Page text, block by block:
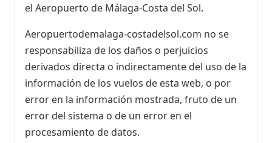
el Aeropuerto de Málaga-Costa del Sol.
Aeropuertodemalaga-costadelsol.com no se
responsabiliza de los daños o perjuicios
derivados directa o indirectamente del uso de la
información de los vuelos de esta web, o por
error en la información mostrada, fruto de un
error del sistema o de un error en el
procesamiento de datos.